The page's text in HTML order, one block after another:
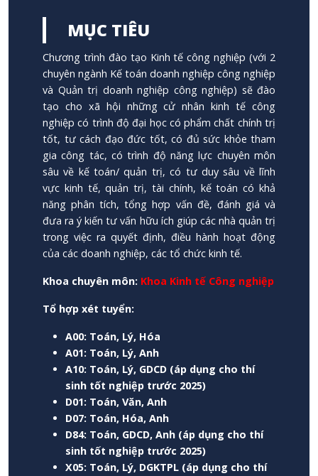
MỤC TIÊU
Chương trình đào tạo Kinh tế công nghiệp (với 2
chuyên ngành Kế toán doanh nghiệp công nghiệp
và Quản trị doanh nghiệp công nghiệp) sẽ đào
tạo cho xã hội những cử nhân kinh tế công
nghiệp có trình độ đại học có phẩm chất chính trị
tốt, tư cách đạo đức tốt, có đủ sức khỏe tham
gia công tác, có trình độ năng lực chuyên môn
sâu về kế toán/ quản trị, có tư duy sâu về lĩnh
vực kinh tế, quản trị, tài chính, kế toán có khả
năng phân tích, tổng hợp vấn đề, đánh giá và
đưa ra ý kiến tư vấn hữu ích giúp các nhà quản trị
trong việc ra quyết định, điều hành hoạt động
của các doanh nghiệp, các tổ chức kinh tế.
Khoa chuyên môn: Khoa Kinh tế Công nghiệp
Tổ hợp xét tuyển:
A00: Toán, Lý, Hóa
A01: Toán, Lý, Anh
A10: Toán, Lý, GDCD (áp dụng cho thí
sinh tốt nghiệp trước 2025)
D01: Toán, Văn, Anh
D07: Toán, Hóa, Anh
D84: Toán, GDCD, Anh (áp dụng cho thí
sinh tốt nghiệp trước 2025)
X05: Toán, Lý, DGKTPL (áp dụng cho thí